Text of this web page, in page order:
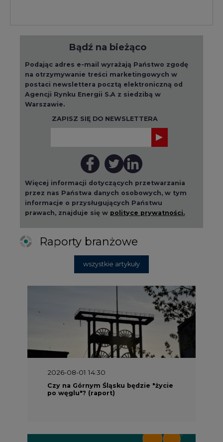
Bądź na bieżąco
Podając adres e-mail wyrażają Państwo zgodę
na otrzymywanie treści marketingowych w
postaci newslettera pocztą elektroniczną od
Agencji Rynku Energii S.A z siedzibą w
Warszawie.
ZAPISZ SIĘ DO NEWSLETTERA
Więcej informacji dotyczących przetwarzania
przez nas Państwa danych osobowych, w tym
informacje o przysługujących Państwu
prawach, znajduje się w polityce prywatności.
Raporty branżowe
wszystkie artykuły
2026-08-01 14:30
Czy na Górnym Śląsku będzie "życie
po węglu"? (raport)